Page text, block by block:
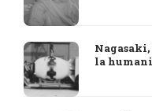
Nagasaki,
la